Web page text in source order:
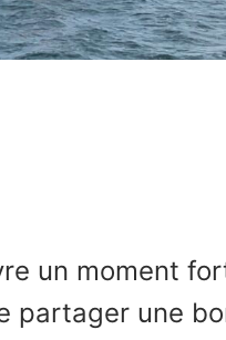
un moment
partager une